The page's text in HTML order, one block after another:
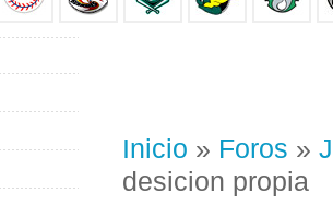
Inicio » Foros »
desicion propia